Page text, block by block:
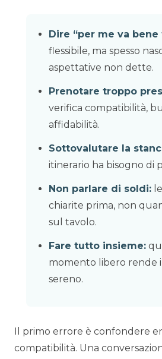
Dire “per me va bene
flessibile, ma spesso
aspettative non dette.
Prenotare troppo
verifica compatibilità,
affidabilità.
Sottovalutare la
itinerario ha bisogno di
Non parlare di soldi:
chiarite prima, non
sul tavolo.
Fare tutto insieme:
momento libero rende
sereno.
Il primo errore è confondere
compatibilità. Una